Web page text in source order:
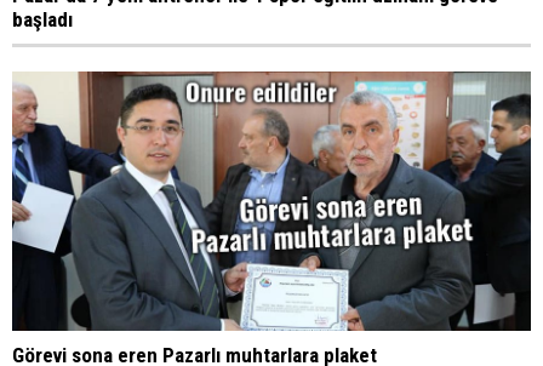
başladı
Görevi sona eren Pazarlı muhtarlara plaket